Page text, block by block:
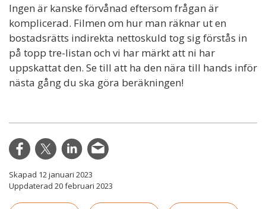
Ingen är kanske förvånad eftersom frågan är
komplicerad. Filmen om hur man räknar ut en
bostadsrätts indirekta nettoskuld tog sig förstås in
på topp tre-listan och vi har märkt att ni har
uppskattat den. Se till att ha den nära till hands inför
nästa gång du ska göra beräkningen!
Skapad 12 januari 2023
Uppdaterad 20 februari 2023